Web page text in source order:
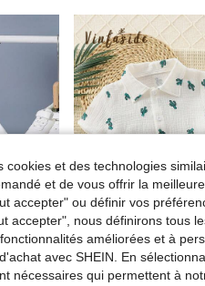
cookies et des technologies
et de vous offrir la
accepter" ou définir vos
accepter", nous définirons tous
améliorées et à
avec SHEIN. En
nécessaires qui permettent à